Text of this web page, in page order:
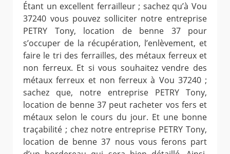
Étant un excellent ferrailleur ; sachez qu’à Vou
37240 vous pouvez solliciter notre entreprise
PETRY Tony, location de benne 37 pour
s’occuper de la récupération, l’enlèvement, et
faire le tri des ferrailles, des métaux ferreux et
non ferreux. Et si vous souhaitez vendre des
métaux ferreux et non ferreux à Vou 37240 ;
sachez que, notre entreprise PETRY Tony,
location de benne 37 peut racheter vos fers et
métaux selon le cours du jour. Et une bonne
traçabilité ; chez notre entreprise PETRY Tony,
location de benne 37 nous vous ferons part